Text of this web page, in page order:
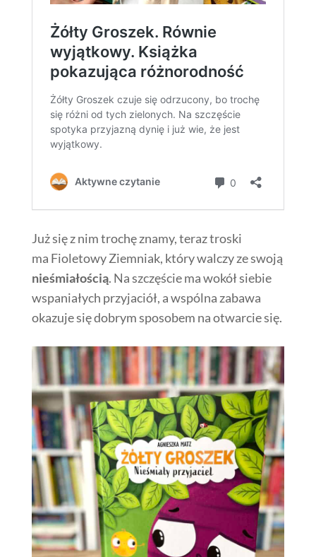
Już się z nim trochę znamy, teraz troski
ma Fioletowy Ziemniak, który walczy ze swoją
nieśmiałością. Na szczęście ma wokół siebie
wspaniałych przyjaciół, a wspólna zabawa
okazuje się dobrym sposobem na otwarcie się.